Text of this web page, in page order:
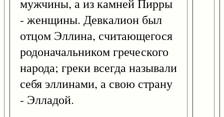
мужчины, а из камней Пирры
- женщины. Девкалион был
отцом Эллина, считающегося
родоначальником греческого
народа; греки всегда называли
себя эллинами, а свою страну
- Элладой.